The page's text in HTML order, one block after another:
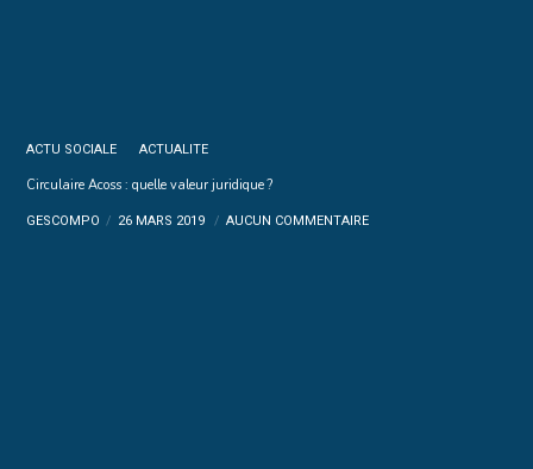
ACTU SOCIALE ACTUALITE
Circulaire Acoss : quelle valeur juridique ?
GESCOMPO 26 MARS 2019 AUCUN COMMENTAIRE